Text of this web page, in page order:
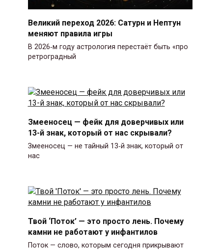
Великий переход 2026: Сатурн и Нептун
меняют правила игры
В 2026‑м году астрология перестаёт быть «про
ретроградный
Змееносец — фейк для доверчивых или
13-й знак, который от нас скрывали?
Змееносец — не тайный 13‑й знак, который от
нас
Твой ‘Поток’ — это просто лень. Почему
камни не работают у инфантилов
Поток — слово, которым сегодня прикрывают